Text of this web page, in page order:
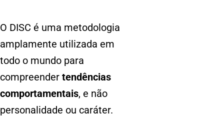
O DISC é uma metodologia
amplamente utilizada em
todo o mundo para
compreender tendências
comportamentais, e não
personalidade ou caráter.